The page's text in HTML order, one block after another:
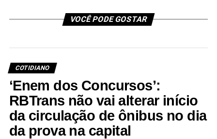
VOCÊ PODE GOSTAR
COTIDIANO
‘Enem dos Concursos’:
RBTrans não vai alterar início
da circulação de ônibus no dia
da prova na capital